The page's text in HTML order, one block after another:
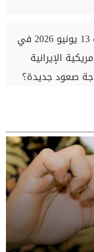
سعر الدولار اليوم السبت 13 يونيو 2026 في
الإيرانية
صعود جديدة؟